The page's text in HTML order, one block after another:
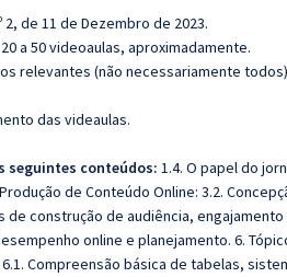
2, de 11 de Dezembro de 2023.
a 50 videoaulas, aproximadamente.
relevantes (não necessariamente
das videaulas.
seguintes conteúdos: 1.4. O papel do
de Conteúdo Online: 3.2.
de construção de audiência,
online e planejamento. 6.
6.1. Compreensão básica de tabelas,